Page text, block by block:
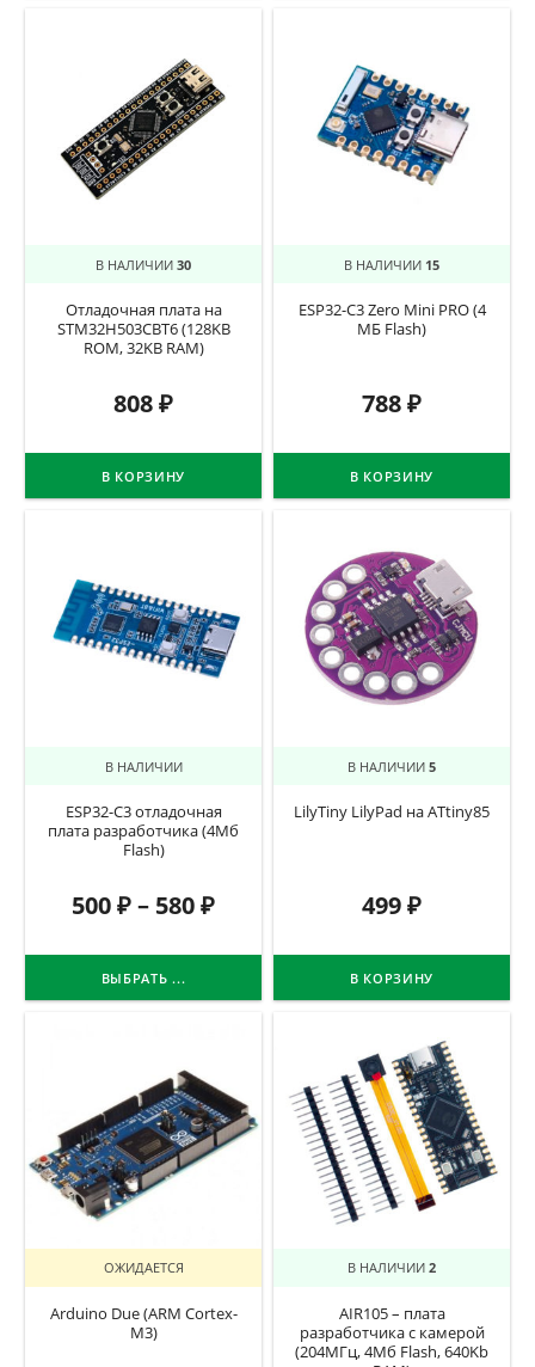
В НАЛИЧИИ 30
Отладочная плата на
STM32H503CBT6 (128KB
ROM, 32KB RAM)
808₽
В КОРЗИНУ
В НАЛИЧИИ 15
ESP32-C3 Zero Mini PRO (4
МБ Flash)
788₽
В КОРЗИНУ
В НАЛИЧИИ
ESP32-C3 отладочная
плата разработчика (4Мб
Flash)
500₽– 580₽
ВЫБРАТЬ ...
В НАЛИЧИИ 5
LilyTiny LilyPad на ATtiny85
499₽
В КОРЗИНУ
ОЖИДАЕТСЯ
Arduino Due (ARM Cortex-
M3)
В НАЛИЧИИ 2
AIR105 – плата
разработчика с камерой
(204МГц, 4Мб Flash, 640Kb